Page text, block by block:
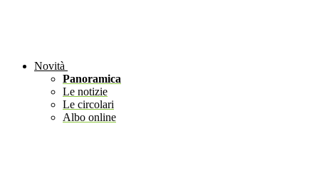
Novità
Panoramica
Le notizie
Le circolari
Albo online